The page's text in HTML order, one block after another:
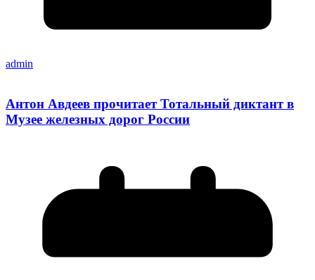
admin
Антон Авдеев прочитает Тотальный диктант в
Музее железных дорог России